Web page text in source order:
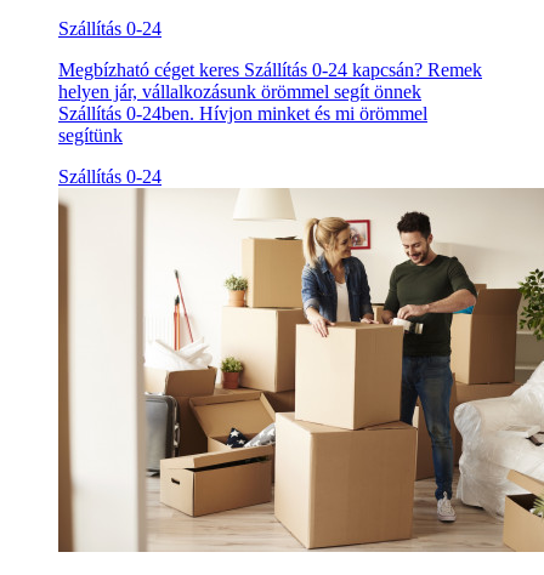
Szállítás 0-24
Megbízható céget keres Szállítás 0-24 kapcsán? Remek
helyen jár, vállalkozásunk örömmel segít önnek
Szállítás 0-24ben. Hívjon minket és mi örömmel
segítünk
Szállítás 0-24